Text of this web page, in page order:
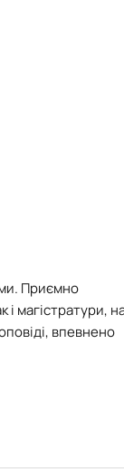
Приємно
і магістратури,
впевнено